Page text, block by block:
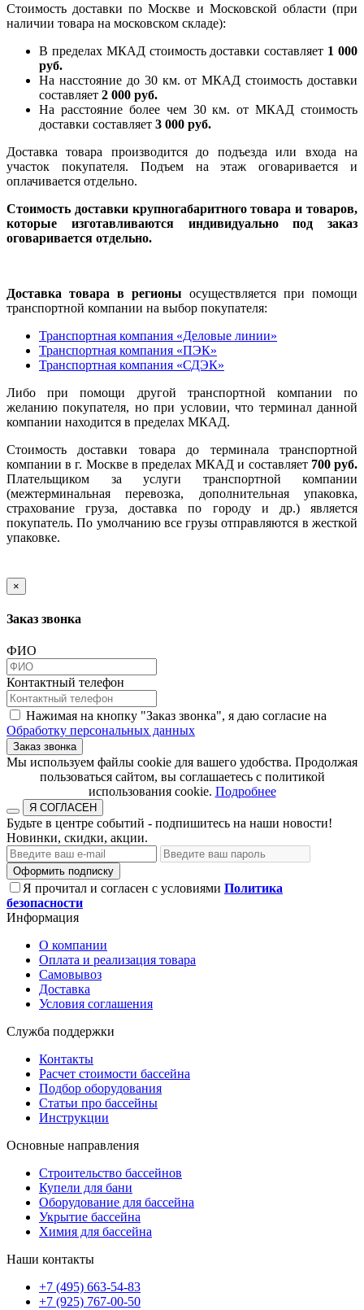
Стоимость доставки по Москве и Московской области (при
наличии товара на московском складе):
В пределах МКАД стоимость доставки составляет 1 000
руб.
На насcтояние до 30 км. от МКАД стоимость доставки
составляет 2 000 руб.
На расстояние более чем 30 км. от МКАД стоимость
доставки составляет 3 000 руб.
Доставка товара производится до подъезда или входа на
участок покупателя. Подъем на этаж оговаривается и
оплачивается отдельно.
Стоимость доставки крупногабаритного товара и товаров,
которые изготавливаются индивидуально под заказ
оговаривается отдельно.
Доставка товара в регионы осуществляется при помощи
транспортной компании на выбор покупателя:
Транспортная компания «Деловые линии»
Транспортная компания «ПЭК»
Транспортная компания «СДЭК»
Либо при помощи другой транспортной компании по
желанию покупателя, но при условии, что терминал данной
компании находится в пределах МКАД.
Стоимость доставки товара до терминала транспортной
компании в г. Москве в пределах МКАД и составляет 700 руб.
Плательщиком за услуги транспортной компании
(межтерминальная перевозка, дополнительная упаковка,
страхование груза, доставка по городу и др.) является
покупатель. По умолчанию все грузы отправляются в жесткой
упаковке.
×
Заказ звонка
ФИО
Контактный телефон
Нажимая на кнопку "Заказ звонка", я даю согласие на
Обработку персональных данных
Заказ звонка
​​​​​​​Мы используем файлы cookie для вашего удобства. Продолжая
пользоваться сайтом, вы соглашаетесь с политикой
использования cookie.​​​​​​​ Подробнее
Я СОГЛАСЕН
Будьте в центре событий - подпишитесь на наши новости!
Новинки, скидки, акции.
Оформить подписку
Я прочитал и согласен с условиями Политика
безопасности
Информация
О компании
Оплата и реализация товара
Самовывоз
Доставка
Условия соглашения
Служба поддержки
Контакты
Расчет стоимости бассейна
Подбор оборудования
Статьи про бассейны
Инструкции
Основные направления
Строительство бассейнов
Купели для бани
Оборудование для бассейна
Укрытие бассейна
Химия для бассейна
Наши контакты
+7 (495) 663-54-83
+7 (925) 767-00-50